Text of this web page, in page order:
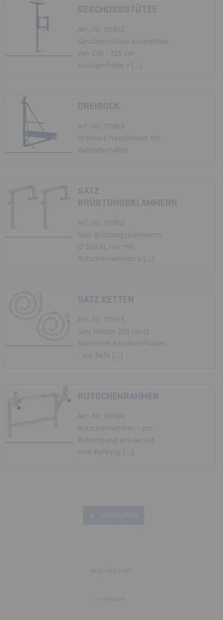
GESCHOSSSTÜTZE
Art.-Nr. 01862
Geschossstütze ausziehbar
von 230 - 325 cm
Auslegerhöhe v [...]
DREIBOCK
Art.-Nr. 01863
Dreibock freistehend mit
Ballastbehälter
SATZ
BRÜSTUNGSKLAMMERN
Art.-Nr. 01902
Satz Brüstungsklammern
(2 Stück), nur mit
Rutschenrahmen e [...]
SATZ KETTEN
Art.-Nr. 01903
Satz Ketten 200 cm (2
Stück) mit Karabinerhaken
- zur Befe [...]
RUTSCHENRAHMEN
Art.-Nr. 01904
Rutschenrahmen - zur
Befestigung am Gerüst -
zum Befestig [...]
AGB / AEB / ABS
Impressum